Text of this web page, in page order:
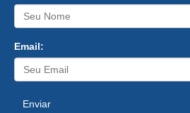
Email:
Enviar